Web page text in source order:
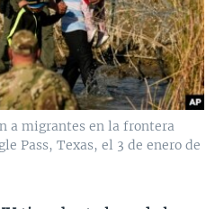
a migrantes en la frontera
Pass, Texas, el 3 de enero de